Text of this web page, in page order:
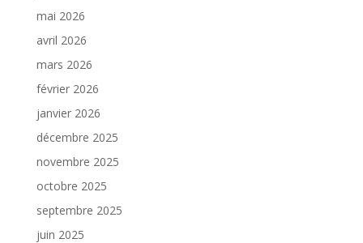
mai 2026
avril 2026
mars 2026
février 2026
janvier 2026
décembre 2025
novembre 2025
octobre 2025
septembre 2025
juin 2025